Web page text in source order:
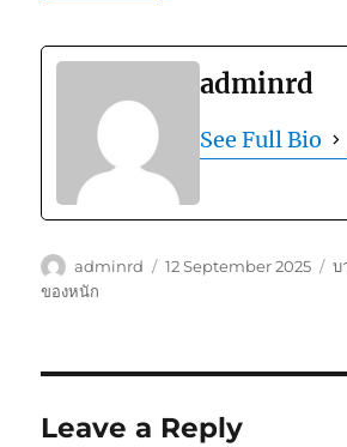
adminrd
See Full Bio
Author
adminrd
Posted
12 September 2025
บ
ของหนัก
Leave a Reply